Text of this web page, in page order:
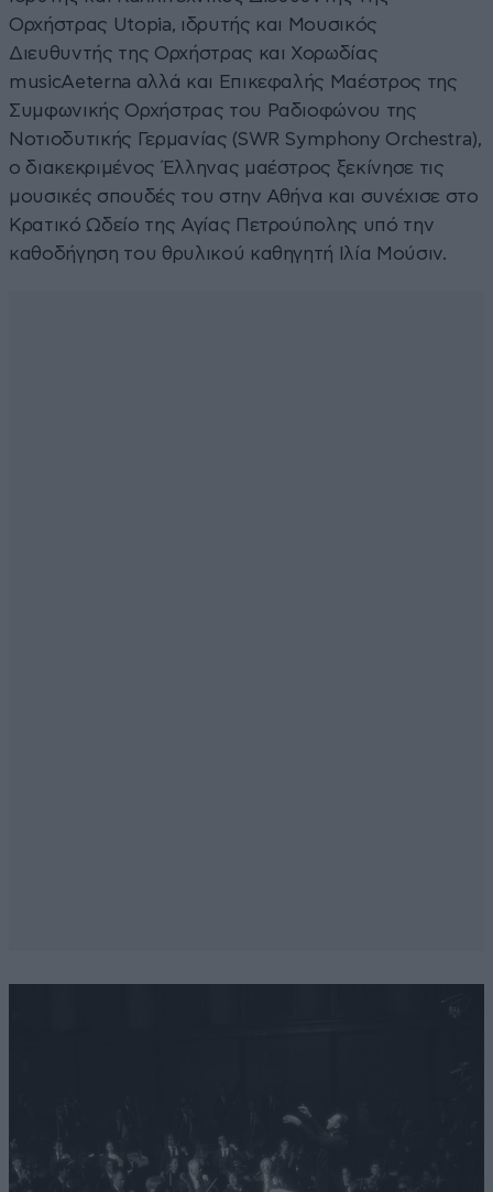
Ορχήστρας Utopia, ιδρυτής και Μουσικός
Διευθυντής της Ορχήστρας και Χορωδίας
musicAeterna αλλά και Επικεφαλής Μαέστρος της
Συμφωνικής Ορχήστρας του Ραδιοφώνου της
Νοτιοδυτικής Γερμανίας (SWR Symphony Orchestra),
o διακεκριμένος Έλληνας μαέστρος ξεκίνησε τις
μουσικές σπουδές του στην Αθήνα και συνέχισε στο
Κρατικό Ωδείο της Αγίας Πετρούπολης υπό την
καθοδήγηση του θρυλικού καθηγητή Ιλία Μούσιν.